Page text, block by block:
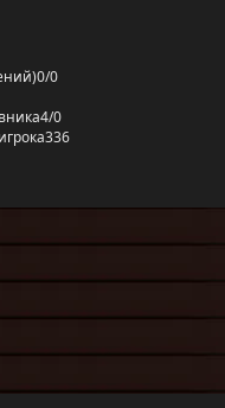
0/0
4/0
336